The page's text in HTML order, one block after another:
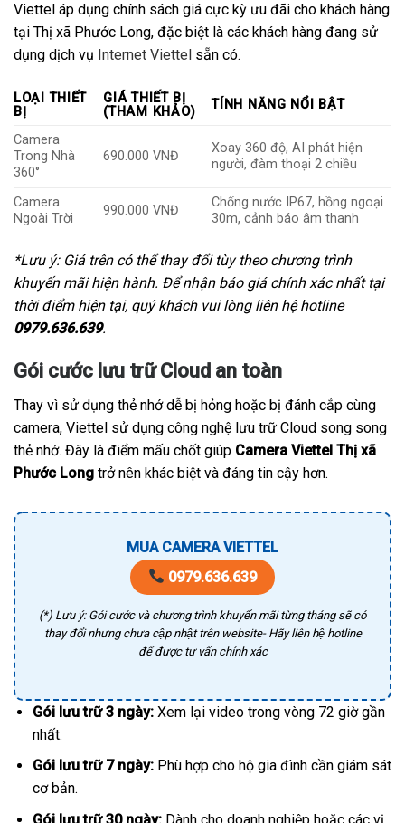
Viettel áp dụng chính sách giá cực kỳ ưu đãi cho khách hàng
tại Thị xã Phước Long, đặc biệt là các khách hàng đang sử
dụng dịch vụ Internet Viettel sẵn có.
LOẠI THIẾT
BỊ
GIÁ THIẾT BỊ
(THAM KHẢO)
TÍNH NĂNG NỔI BẬT
Camera
Trong Nhà
360°
690.000 VNĐ
Xoay 360 độ, AI phát hiện
người, đàm thoại 2 chiều
Camera
Ngoài Trời
990.000 VNĐ
Chống nước IP67, hồng ngoại
30m, cảnh báo âm thanh
*Lưu ý: Giá trên có thể thay đổi tùy theo chương trình
khuyến mãi hiện hành. Để nhận báo giá chính xác nhất tại
thời điểm hiện tại, quý khách vui lòng liên hệ hotline
0979.636.639.
Gói cước lưu trữ Cloud an toàn
Thay vì sử dụng thẻ nhớ dễ bị hỏng hoặc bị đánh cắp cùng
camera, Viettel sử dụng công nghệ lưu trữ Cloud song song
thẻ nhớ. Đây là điểm mấu chốt giúp Camera Viettel Thị xã
Phước Long trở nên khác biệt và đáng tin cậy hơn.
MUA CAMERA VIETTEL
0979.636.639
(*) Lưu ý: Gói cước và chương trình khuyến mãi từng tháng sẽ có
thay đổi nhưng chưa cập nhật trên website- Hãy liên hệ hotline
để được tư vấn chính xác
Gói lưu trữ 3 ngày:Xem lại video trong vòng 72 giờ gần
nhất.
Gói lưu trữ 7 ngày:Phù hợp cho hộ gia đình cần giám sát
cơ bản.